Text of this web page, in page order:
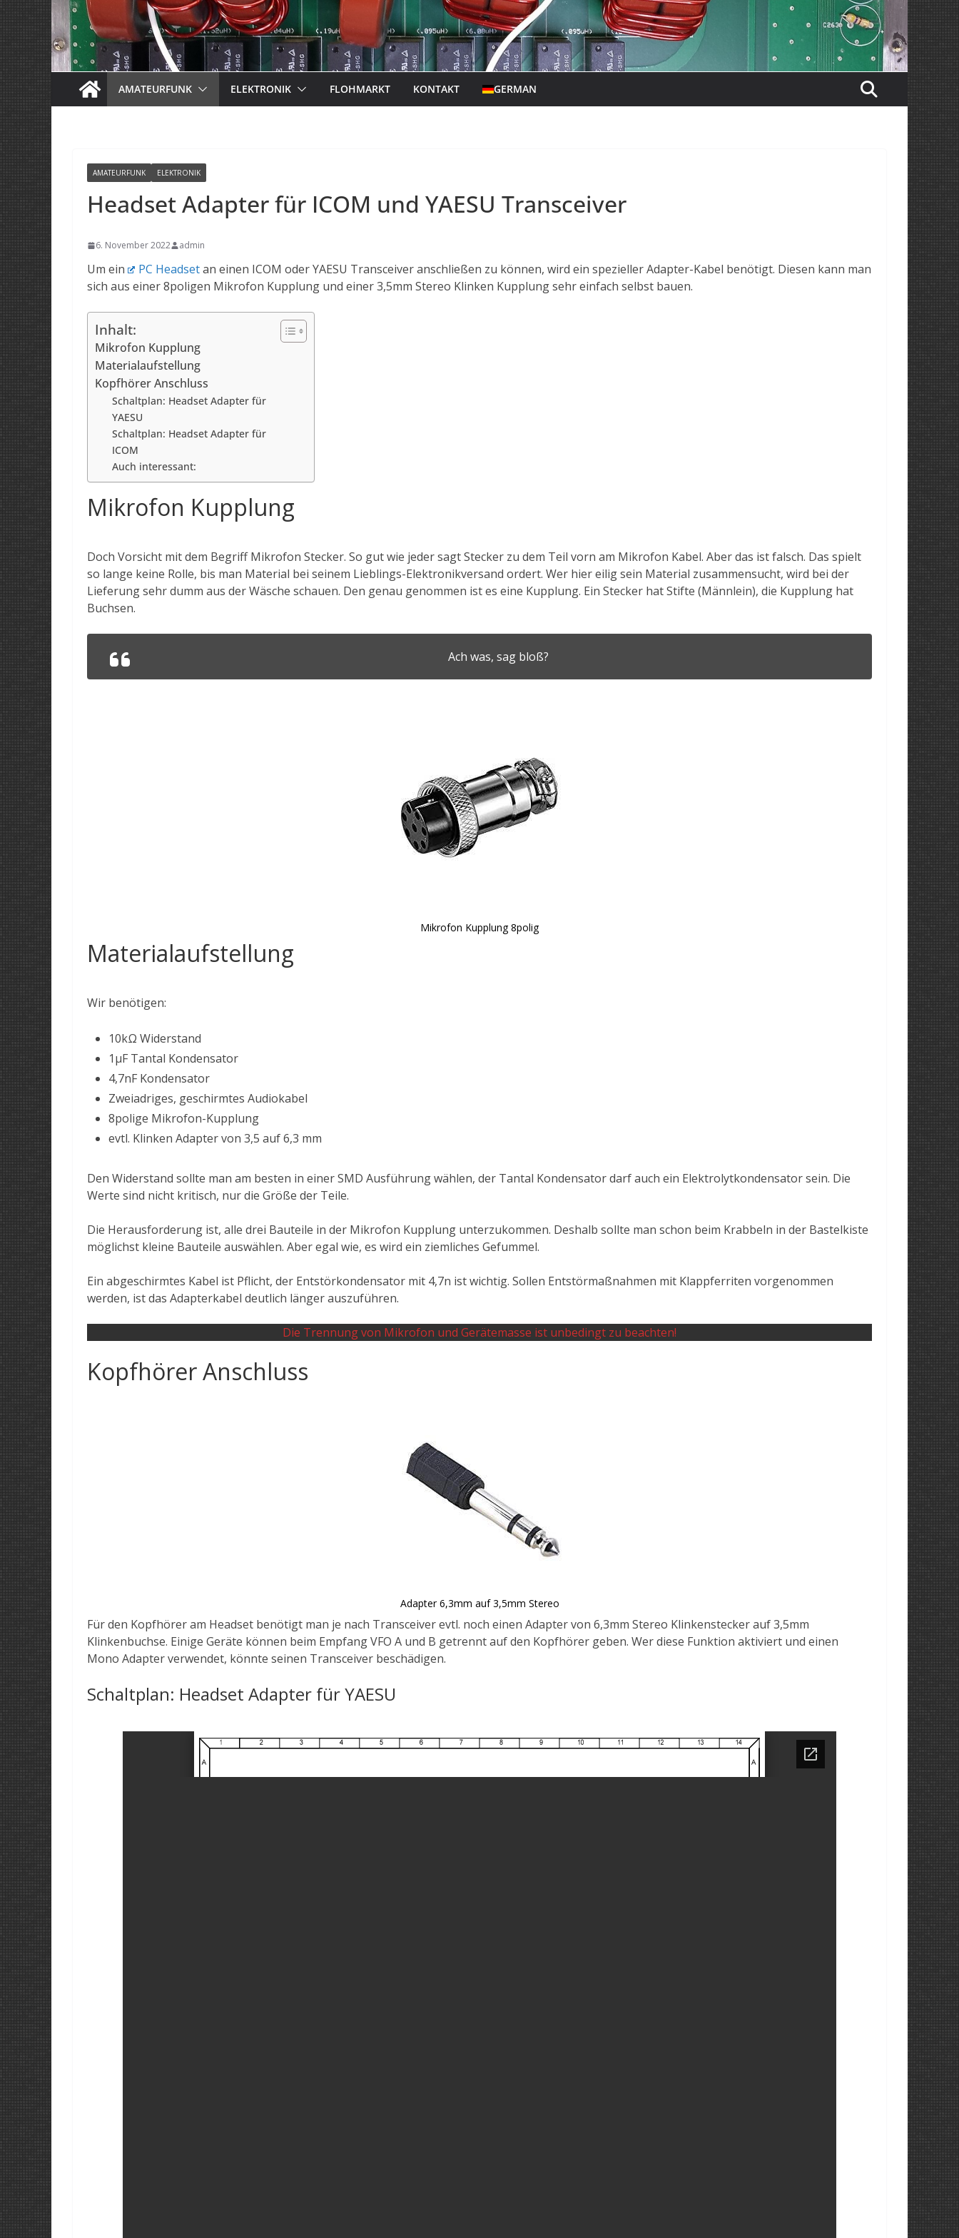
AMATEURFUNK ELEKTRONIK FLOHMARKT KONTAKT GERMAN
AMATEURFUNK ELEKTRONIK
Headset Adapter für ICOM und YAESU Transceiver
6. November 2022 admin
Um ein PC Headsetan einen ICOM oder YAESU Transceiver anschließen zu können, wird ein spezieller Adapter-Kabel benötigt. Diesen kann man
sich aus einer 8poligen Mikrofon Kupplung und einer 3,5mm Stereo Klinken Kupplung sehr einfach selbst bauen.
Inhalt:
Mikrofon Kupplung
Materialaufstellung
Kopfhörer Anschluss
Schaltplan: Headset Adapter für
YAESU
Schaltplan: Headset Adapter für
ICOM
Auch interessant:
Mikrofon Kupplung
Doch Vorsicht mit dem Begriff Mikrofon Stecker. So gut wie jeder sagt Stecker zu dem Teil vorn am Mikrofon Kabel. Aber das ist falsch. Das spielt
so lange keine Rolle, bis man Material bei seinem Lieblings-Elektronikversand ordert. Wer hier eilig sein Material zusammensucht, wird bei der
Lieferung sehr dumm aus der Wäsche schauen. Den genau genommen ist es eine Kupplung. Ein Stecker hat Stifte (Männlein), die Kupplung hat
Buchsen.
Ach was, sag bloß?
Mikrofon Kupplung 8polig
Materialaufstellung
Wir benötigen:
10kΩ Widerstand
1µF Tantal Kondensator
4,7nF Kondensator
Zweiadriges, geschirmtes Audiokabel
8polige Mikrofon-Kupplung
evtl. Klinken Adapter von 3,5 auf 6,3 mm
Den Widerstand sollte man am besten in einer SMD Ausführung wählen, der Tantal Kondensator darf auch ein Elektrolytkondensator sein. Die
Werte sind nicht kritisch, nur die Größe der Teile.
Die Herausforderung ist, alle drei Bauteile in der Mikrofon Kupplung unterzukommen. Deshalb sollte man schon beim Krabbeln in der Bastelkiste
möglichst kleine Bauteile auswählen. Aber egal wie, es wird ein ziemliches Gefummel.
Ein abgeschirmtes Kabel ist Pflicht, der Entstörkondensator mit 4,7n ist wichtig. Sollen Entstörmaßnahmen mit Klappferriten vorgenommen
werden, ist das Adapterkabel deutlich länger auszuführen.
Die Trennung von Mikrofon und Gerätemasse ist unbedingt zu beachten!
Kopfhörer Anschluss
Adapter 6,3mm auf 3,5mm Stereo
Für den Kopfhörer am Headset benötigt man je nach Transceiver evtl. noch einen Adapter von 6,3mm Stereo Klinkenstecker auf 3,5mm
Klinkenbuchse. Einige Geräte können beim Empfang VFO A und B getrennt auf den Kopfhörer geben. Wer diese Funktion aktiviert und einen
Mono Adapter verwendet, könnte seinen Transceiver beschädigen.
Schaltplan: Headset Adapter für YAESU